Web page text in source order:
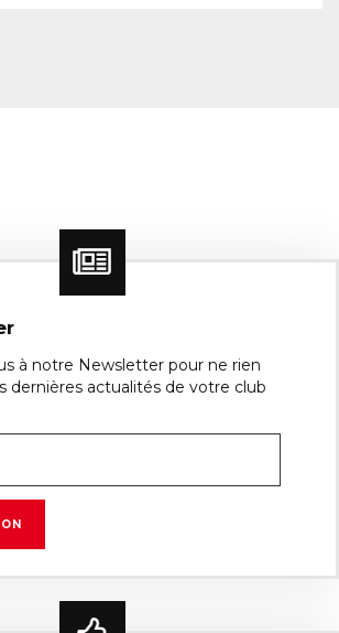
à notre Newsletter pour ne rien
dernières actualités de votre club